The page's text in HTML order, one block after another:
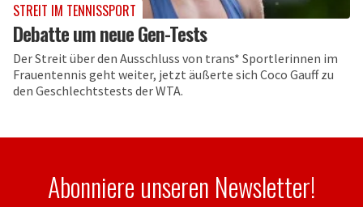
STREIT IM TENNISSPORT
Debatte um neue Gen-Tests
Der Streit über den Ausschluss von trans* Sportlerinnen im
Frauentennis geht weiter, jetzt äußerte sich Coco Gauff zu
den Geschlechtstests der WTA.
Abonniere unseren Newsletter!